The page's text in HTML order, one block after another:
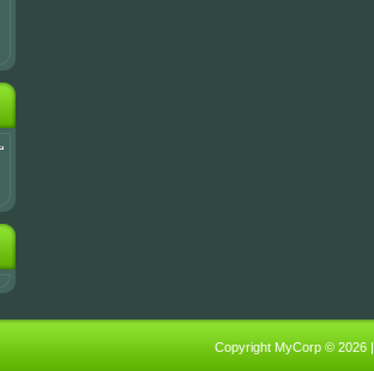
Copyright MyCorp © 2026|